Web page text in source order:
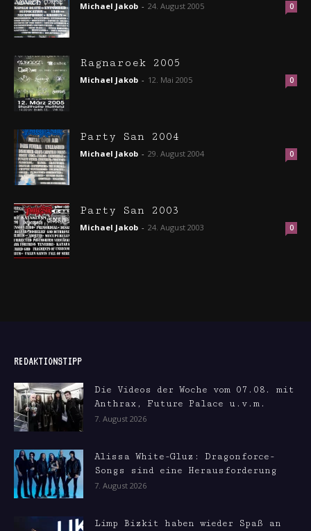
Michael Jakob - 24. August 2005 0
Ragnaroek 2005
Michael Jakob - 12. Mai 2005 0
Party San 2004
Michael Jakob - 29. August 2004 0
Party San 2003
Michael Jakob - 24. August 2003 0
REDAKTIONSTIPP
Die Videos der Woche vom 07.08. mit
Anthrax, Future Palace u.v.m.
7. August 2026
Alissa White-Gluz: Dragonforce-
Songs sind eine Herausforderung
7. August 2026
Limp Bizkit haben wieder Spaß an